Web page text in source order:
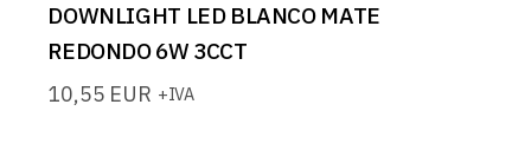
DOWNLIGHT LED BLANCO MATE
REDONDO 6W 3CCT
10,55 EUR +IVA